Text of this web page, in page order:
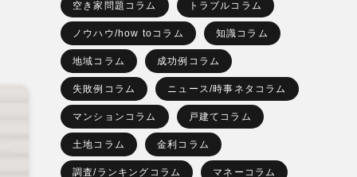
空き家問題コラム トラブルコラム
ノウハウ/how toコラム 知識コラム
地域コラム 成功例コラム
失敗例コラム ニュース/時事ネタコラム
マンションコラム 戸建てコラム
土地コラム 金利コラム
調査/ランキングコラム マネーコラム